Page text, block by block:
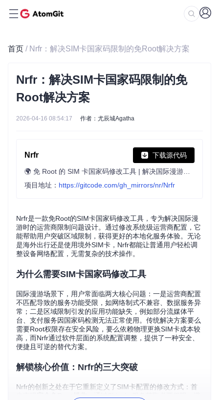
首页 / Nrfr：解决SIM卡国家码限制的免Root解决方案
Nrfr：解决SIM卡国家码限制的免
Root解决方案
2026-04-16 08:54:17 作者：尤辰城Agatha
Nrfr 下载源代码
项目地址： https://gitcode.com/gh_mirrors/nr/Nrfr
Nrfr是一款免Root的SIM卡国家码修改工具，专为解决国际漫
游时的运营商限制问题设计。通过修改系统级运营商配置，它
能帮助用户突破区域限制，获得更好的本地化服务体验。无论
是海外出行还是使用境外SIM卡，Nrfr都能让普通用户轻松调
整设备网络配置，无需复杂的技术操作。
为什么需要SIM卡国家码修改工具
国际漫游场景下，用户常面临两大核心问题：一是运营商配置
不匹配导致的服务功能受限，如网络制式不兼容、数据服务异
常；二是区域限制引发的应用功能缺失，例如部分流媒体平
台、支付服务因国家码检测无法正常使用。传统解决方案要么
需要Root权限存在安全风险，要么依赖物理更换SIM卡成本较
高，而Nrfr通过软件层面的系统配置调整，提供了一种安全、
便捷且可逆的替代方案。
解锁核心价值：Nrfr的三大突破
Nrfr的创新之处在于它重新定义了SIM卡配置的修改方式：首